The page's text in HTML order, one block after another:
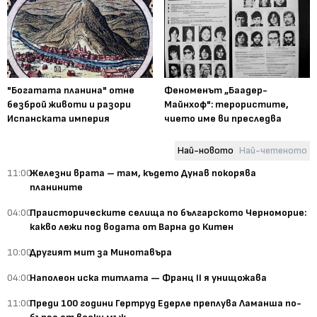
"Богатата планина" отне
безброй животи и разори
Испанската империя
Феноменът „Баадер-
Майнхоф": терористите,
чието име ви преследва
Най-новото Най-четеното
11:00Железни врата – там, където Дунав покорява
планините
04:00Праисторическите селища по българското Черноморие:
какво лежи под водата от Варна до Китен
10:00Другият мит за Минотавъра
04:00Наполеон иска титлата — Франц II я унищожава
11:00Преди 100 години Гертруд Едерле преплува Ламанша по-